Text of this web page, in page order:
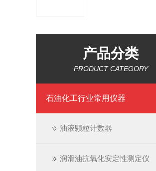
产品分类
PRODUCT CATEGORY
石油化工行业常用仪器
油液颗粒计数器
润滑油抗氧化安定性测定仪